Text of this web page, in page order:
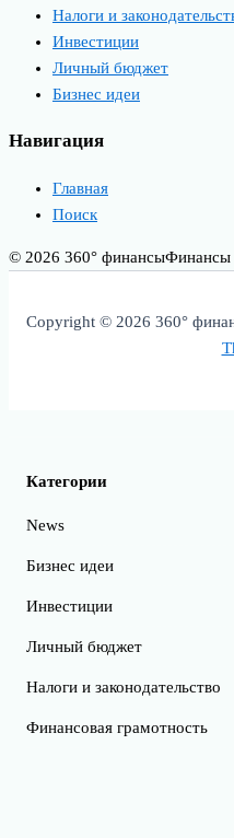
Налоги и
Инвестиции
Личный бюджет
Бизнес идеи
Навигация
Главная
Поиск
© 2026 360° финансыФинансы
Copyright © 2026 360°
Категории
News
Бизнес идеи
Инвестиции
Личный бюджет
Налоги и законодательство
Финансовая грамотность